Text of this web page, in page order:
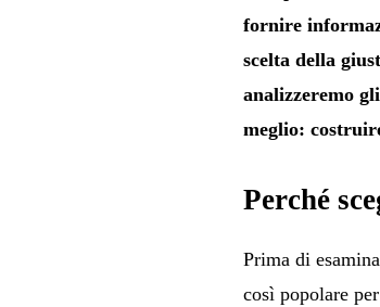
fornire
scelta della
analizzeremo
meglio:
Perché
Prima di
così popolare